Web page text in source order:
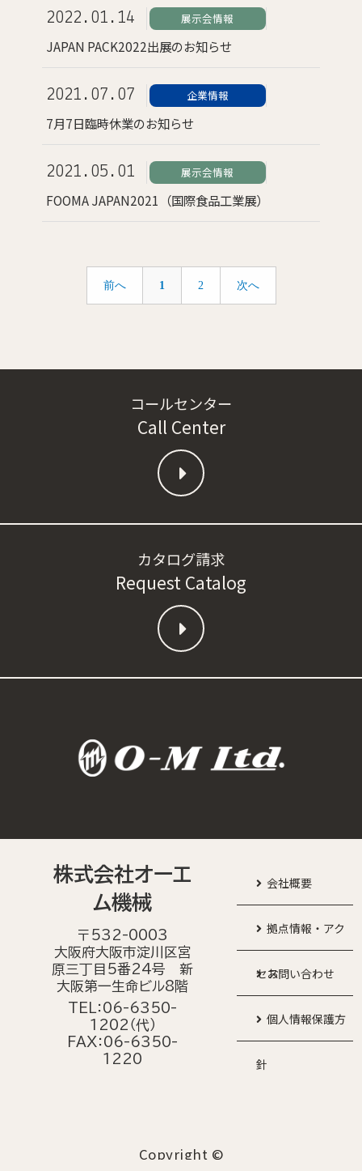
2022.01.14 展示会情報
JAPAN PACK2022出展のお知らせ
2021.07.07 企業情報
7月7日臨時休業のお知らせ
2021.05.01 展示会情報
FOOMA JAPAN2021（国際食品工業展）
前へ 1 2 次へ
コールセンター
Call Center
カタログ請求
Request Catalog
株式会社オーエ
ム機械
〒532-0003
大阪府大阪市淀川区宮
原三丁目5番24号 新
大阪第一生命ビル8階
TEL：06-6350-
1202（代）
FAX：06-6350-
1220
会社概要
拠点情報・アク
セスお問い合わせ
個人情報保護方
針
Copyright ©